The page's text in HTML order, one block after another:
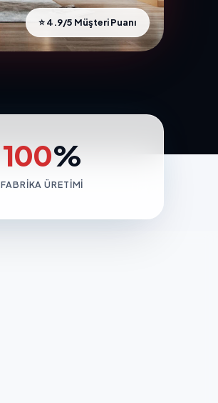
⭐ 4.9/5 Müşteri Puanı
100%
FABRIKA ÜRETIMI